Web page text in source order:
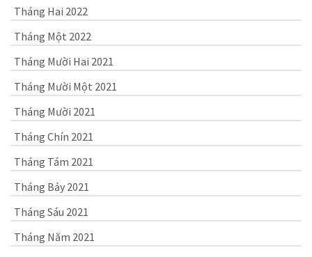
Tháng Hai 2022
Tháng Một 2022
Tháng Mười Hai 2021
Tháng Mười Một 2021
Tháng Mười 2021
Tháng Chín 2021
Tháng Tám 2021
Tháng Bảy 2021
Tháng Sáu 2021
Tháng Năm 2021